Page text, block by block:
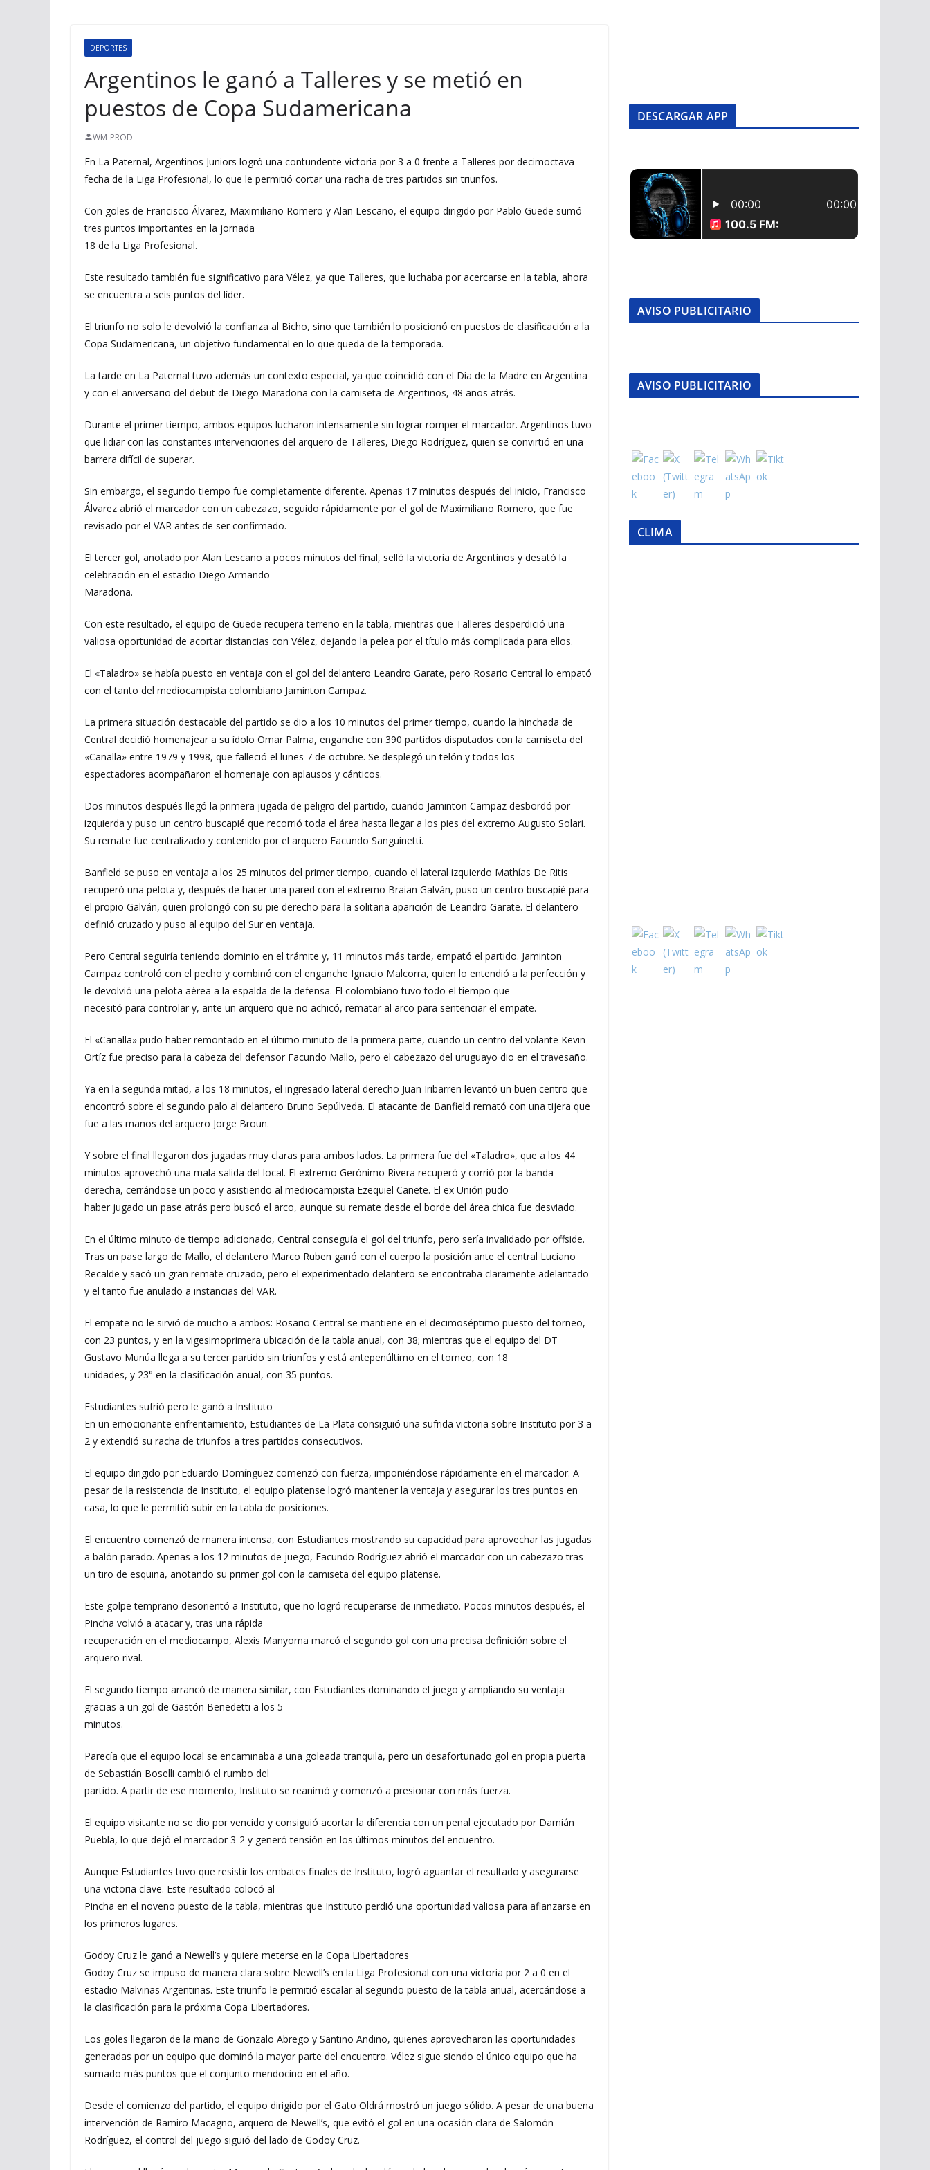
DEPORTES
Argentinos le ganó a Talleres y se metió en
puestos de Copa Sudamericana
WM-PROD
En La Paternal, Argentinos Juniors logró una contundente victoria por 3 a 0 frente a Talleres por decimoctava
fecha de la Liga Profesional, lo que le permitió cortar una racha de tres partidos sin triunfos.
Con goles de Francisco Álvarez, Maximiliano Romero y Alan Lescano, el equipo dirigido por Pablo Guede sumó
tres puntos importantes en la jornada
18 de la Liga Profesional.
Este resultado también fue significativo para Vélez, ya que Talleres, que luchaba por acercarse en la tabla, ahora
se encuentra a seis puntos del líder.
El triunfo no solo le devolvió la confianza al Bicho, sino que también lo posicionó en puestos de clasificación a la
Copa Sudamericana, un objetivo fundamental en lo que queda de la temporada.
La tarde en La Paternal tuvo además un contexto especial, ya que coincidió con el Día de la Madre en Argentina
y con el aniversario del debut de Diego Maradona con la camiseta de Argentinos, 48 años atrás.
Durante el primer tiempo, ambos equipos lucharon intensamente sin lograr romper el marcador. Argentinos tuvo
que lidiar con las constantes intervenciones del arquero de Talleres, Diego Rodríguez, quien se convirtió en una
barrera difícil de superar.
Sin embargo, el segundo tiempo fue completamente diferente. Apenas 17 minutos después del inicio, Francisco
Álvarez abrió el marcador con un cabezazo, seguido rápidamente por el gol de Maximiliano Romero, que fue
revisado por el VAR antes de ser confirmado.
El tercer gol, anotado por Alan Lescano a pocos minutos del final, selló la victoria de Argentinos y desató la
celebración en el estadio Diego Armando
Maradona.
Con este resultado, el equipo de Guede recupera terreno en la tabla, mientras que Talleres desperdició una
valiosa oportunidad de acortar distancias con Vélez, dejando la pelea por el título más complicada para ellos.
El «Taladro» se había puesto en ventaja con el gol del delantero Leandro Garate, pero Rosario Central lo empató
con el tanto del mediocampista colombiano Jaminton Campaz.
La primera situación destacable del partido se dio a los 10 minutos del primer tiempo, cuando la hinchada de
Central decidió homenajear a su ídolo Omar Palma, enganche con 390 partidos disputados con la camiseta del
«Canalla» entre 1979 y 1998, que falleció el lunes 7 de octubre. Se desplegó un telón y todos los
espectadores acompañaron el homenaje con aplausos y cánticos.
Dos minutos después llegó la primera jugada de peligro del partido, cuando Jaminton Campaz desbordó por
izquierda y puso un centro buscapié que recorrió toda el área hasta llegar a los pies del extremo Augusto Solari.
Su remate fue centralizado y contenido por el arquero Facundo Sanguinetti.
Banfield se puso en ventaja a los 25 minutos del primer tiempo, cuando el lateral izquierdo Mathías De Ritis
recuperó una pelota y, después de hacer una pared con el extremo Braian Galván, puso un centro buscapié para
el propio Galván, quien prolongó con su pie derecho para la solitaria aparición de Leandro Garate. El delantero
definió cruzado y puso al equipo del Sur en ventaja.
Pero Central seguiría teniendo dominio en el trámite y, 11 minutos más tarde, empató el partido. Jaminton
Campaz controló con el pecho y combinó con el enganche Ignacio Malcorra, quien lo entendió a la perfección y
le devolvió una pelota aérea a la espalda de la defensa. El colombiano tuvo todo el tiempo que
necesitó para controlar y, ante un arquero que no achicó, rematar al arco para sentenciar el empate.
El «Canalla» pudo haber remontado en el último minuto de la primera parte, cuando un centro del volante Kevin
Ortíz fue preciso para la cabeza del defensor Facundo Mallo, pero el cabezazo del uruguayo dio en el travesaño.
Ya en la segunda mitad, a los 18 minutos, el ingresado lateral derecho Juan Iribarren levantó un buen centro que
encontró sobre el segundo palo al delantero Bruno Sepúlveda. El atacante de Banfield remató con una tijera que
fue a las manos del arquero Jorge Broun.
Y sobre el final llegaron dos jugadas muy claras para ambos lados. La primera fue del «Taladro», que a los 44
minutos aprovechó una mala salida del local. El extremo Gerónimo Rivera recuperó y corrió por la banda
derecha, cerrándose un poco y asistiendo al mediocampista Ezequiel Cañete. El ex Unión pudo
haber jugado un pase atrás pero buscó el arco, aunque su remate desde el borde del área chica fue desviado.
En el último minuto de tiempo adicionado, Central conseguía el gol del triunfo, pero sería invalidado por offside.
Tras un pase largo de Mallo, el delantero Marco Ruben ganó con el cuerpo la posición ante el central Luciano
Recalde y sacó un gran remate cruzado, pero el experimentado delantero se encontraba claramente adelantado
y el tanto fue anulado a instancias del VAR.
El empate no le sirvió de mucho a ambos: Rosario Central se mantiene en el decimoséptimo puesto del torneo,
con 23 puntos, y en la vigesimoprimera ubicación de la tabla anual, con 38; mientras que el equipo del DT
Gustavo Munúa llega a su tercer partido sin triunfos y está antepenúltimo en el torneo, con 18
unidades, y 23° en la clasificación anual, con 35 puntos.
Estudiantes sufrió pero le ganó a Instituto
En un emocionante enfrentamiento, Estudiantes de La Plata consiguió una sufrida victoria sobre Instituto por 3 a
2 y extendió su racha de triunfos a tres partidos consecutivos.
El equipo dirigido por Eduardo Domínguez comenzó con fuerza, imponiéndose rápidamente en el marcador. A
pesar de la resistencia de Instituto, el equipo platense logró mantener la ventaja y asegurar los tres puntos en
casa, lo que le permitió subir en la tabla de posiciones.
El encuentro comenzó de manera intensa, con Estudiantes mostrando su capacidad para aprovechar las jugadas
a balón parado. Apenas a los 12 minutos de juego, Facundo Rodríguez abrió el marcador con un cabezazo tras
un tiro de esquina, anotando su primer gol con la camiseta del equipo platense.
Este golpe temprano desorientó a Instituto, que no logró recuperarse de inmediato. Pocos minutos después, el
Pincha volvió a atacar y, tras una rápida
recuperación en el mediocampo, Alexis Manyoma marcó el segundo gol con una precisa definición sobre el
arquero rival.
El segundo tiempo arrancó de manera similar, con Estudiantes dominando el juego y ampliando su ventaja
gracias a un gol de Gastón Benedetti a los 5
minutos.
Parecía que el equipo local se encaminaba a una goleada tranquila, pero un desafortunado gol en propia puerta
de Sebastián Boselli cambió el rumbo del
partido. A partir de ese momento, Instituto se reanimó y comenzó a presionar con más fuerza.
El equipo visitante no se dio por vencido y consiguió acortar la diferencia con un penal ejecutado por Damián
Puebla, lo que dejó el marcador 3-2 y generó tensión en los últimos minutos del encuentro.
Aunque Estudiantes tuvo que resistir los embates finales de Instituto, logró aguantar el resultado y asegurarse
una victoria clave. Este resultado colocó al
Pincha en el noveno puesto de la tabla, mientras que Instituto perdió una oportunidad valiosa para afianzarse en
los primeros lugares.
Godoy Cruz le ganó a Newell’s y quiere meterse en la Copa Libertadores
Godoy Cruz se impuso de manera clara sobre Newell’s en la Liga Profesional con una victoria por 2 a 0 en el
estadio Malvinas Argentinas. Este triunfo le permitió escalar al segundo puesto de la tabla anual, acercándose a
la clasificación para la próxima Copa Libertadores.
Los goles llegaron de la mano de Gonzalo Abrego y Santino Andino, quienes aprovecharon las oportunidades
generadas por un equipo que dominó la mayor parte del encuentro. Vélez sigue siendo el único equipo que ha
sumado más puntos que el conjunto mendocino en el año.
Desde el comienzo del partido, el equipo dirigido por el Gato Oldrá mostró un juego sólido. A pesar de una buena
intervención de Ramiro Macagno, arquero de Newell’s, que evitó el gol en una ocasión clara de Salomón
Rodríguez, el control del juego siguió del lado de Godoy Cruz.
DESCARGAR APP
AVISO PUBLICITARIO
AVISO PUBLICITARIO
CLIMA